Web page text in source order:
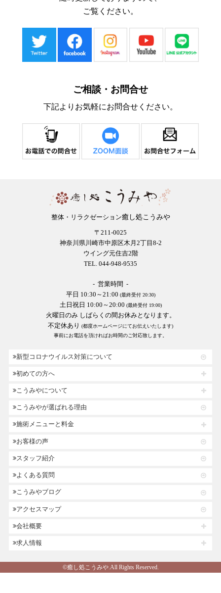
ご覧ください。
ご相談・お問合せ
下記よりお気軽にお問合せください。
整体・リラクゼーション癒し処こうみや
〒211-0025
神奈川県川崎市中原区木月2丁目8-2
ウイング元住吉2階
TEL. 044-948-9535
- 営業時間 -
平日 10:30～21:00 (最終受付 20:30)
土日祝日 10:00～20:00 (最終受付 19:00)
火曜日のみ しばらくの間お休みとなります。
不定休あり (都度ホームページにてお伝えいたします)
事前にお電話を頂ければお時間のご対応致します。
新型コロナウイルス対策について
初めての方へ
こうみやについて
こうみやが選ばれる理由
施術メニューと料金
お客様の声
スタッフ紹介
よくある質問
こうみやブログ
アクセスマップ
会社概要
求人情報
©癒し処こうみや.All Rights Reserved.